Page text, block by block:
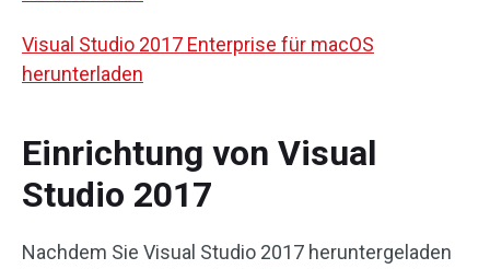
Visual Studio 2017 Enterprise für macOS
herunterladen
Einrichtung von Visual
Studio 2017
Nachdem Sie Visual Studio 2017 heruntergeladen